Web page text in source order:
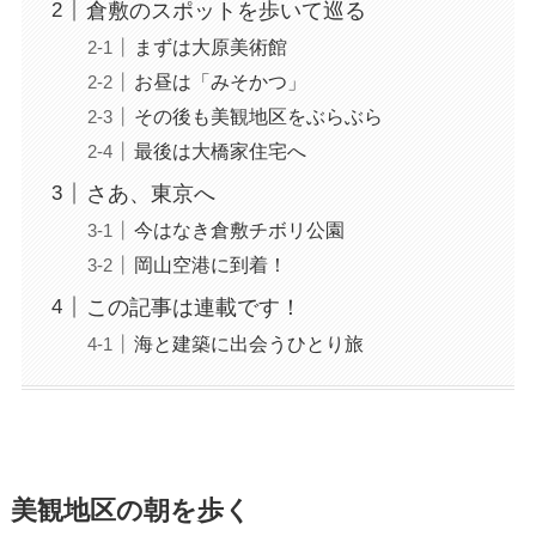
倉敷のスポットを歩いて巡る
まずは大原美術館
お昼は「みそかつ」
その後も美観地区をぶらぶら
最後は大橋家住宅へ
さあ、東京へ
今はなき倉敷チボリ公園
岡山空港に到着！
この記事は連載です！
海と建築に出会うひとり旅
美観地区の朝を歩く